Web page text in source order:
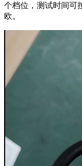
个档位，测试时间可
欧。